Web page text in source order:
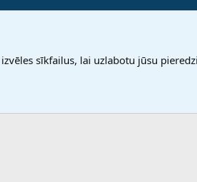
sīkfailus, lai uzlabotu jūsu